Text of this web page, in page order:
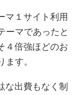
マ１サイト利用
ーマであったと
４倍強ほどのお
す。
な出費もなく制